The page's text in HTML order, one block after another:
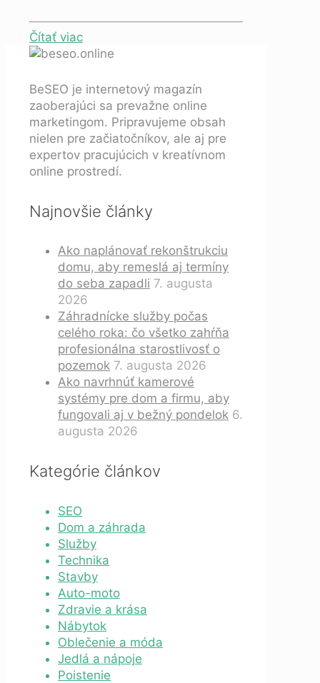
Čítať viac
BeSEO je internetový magazín
zaoberajúci sa prevažne online
marketingom. Pripravujeme obsah
nielen pre začiatočníkov, ale aj pre
expertov pracujúcich v kreatívnom
online prostredí.
Najnovšie články
Ako naplánovať rekonštrukciu
domu, aby remeslá aj termíny
do seba zapadli 7. augusta
2026
Záhradnícke služby počas
celého roka: čo všetko zahŕňa
profesionálna starostlivosť o
pozemok 7. augusta 2026
Ako navrhnúť kamerové
systémy pre dom a firmu, aby
fungovali aj v bežný pondelok 6.
augusta 2026
Kategórie článkov
SEO
Dom a záhrada
Služby
Technika
Stavby
Auto-moto
Zdravie a krása
Nábytok
Oblečenie a móda
Jedlá a nápoje
Poistenie